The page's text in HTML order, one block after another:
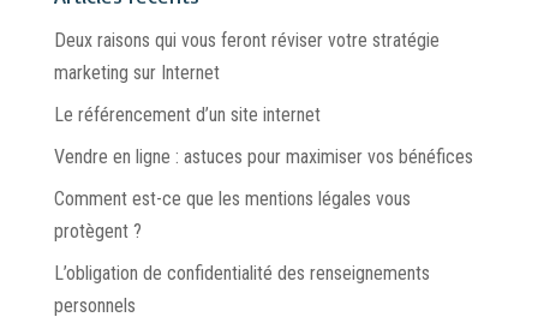
Deux raisons qui vous feront réviser votre stratégie
marketing sur Internet
Le référencement d’un site internet
Vendre en ligne : astuces pour maximiser vos bénéfices
Comment est-ce que les mentions légales vous
protègent ?
L’obligation de confidentialité des renseignements
personnels